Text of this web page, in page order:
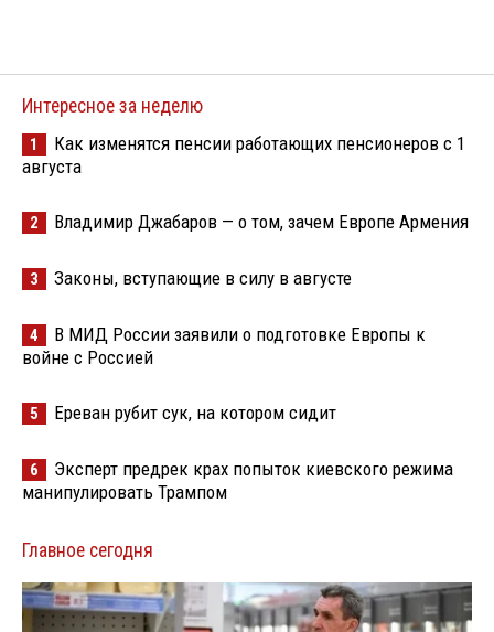
Интересное за неделю
1
Как изменятся пенсии работающих пенсионеров с 1
августа
2 Владимир Джабаров — о том, зачем Европе Армения
3 Законы, вступающие в силу в августе
4
В МИД России заявили о подготовке Европы к
войне с Россией
5 Ереван рубит сук, на котором сидит
6
Эксперт предрек крах попыток киевского режима
манипулировать Трампом
Главное сегодня